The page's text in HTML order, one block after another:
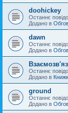
doohickey
Останнє
Додано в
dawn
Останнє
Додано в
Останнє
Додано в
ground
Останнє
Додано в